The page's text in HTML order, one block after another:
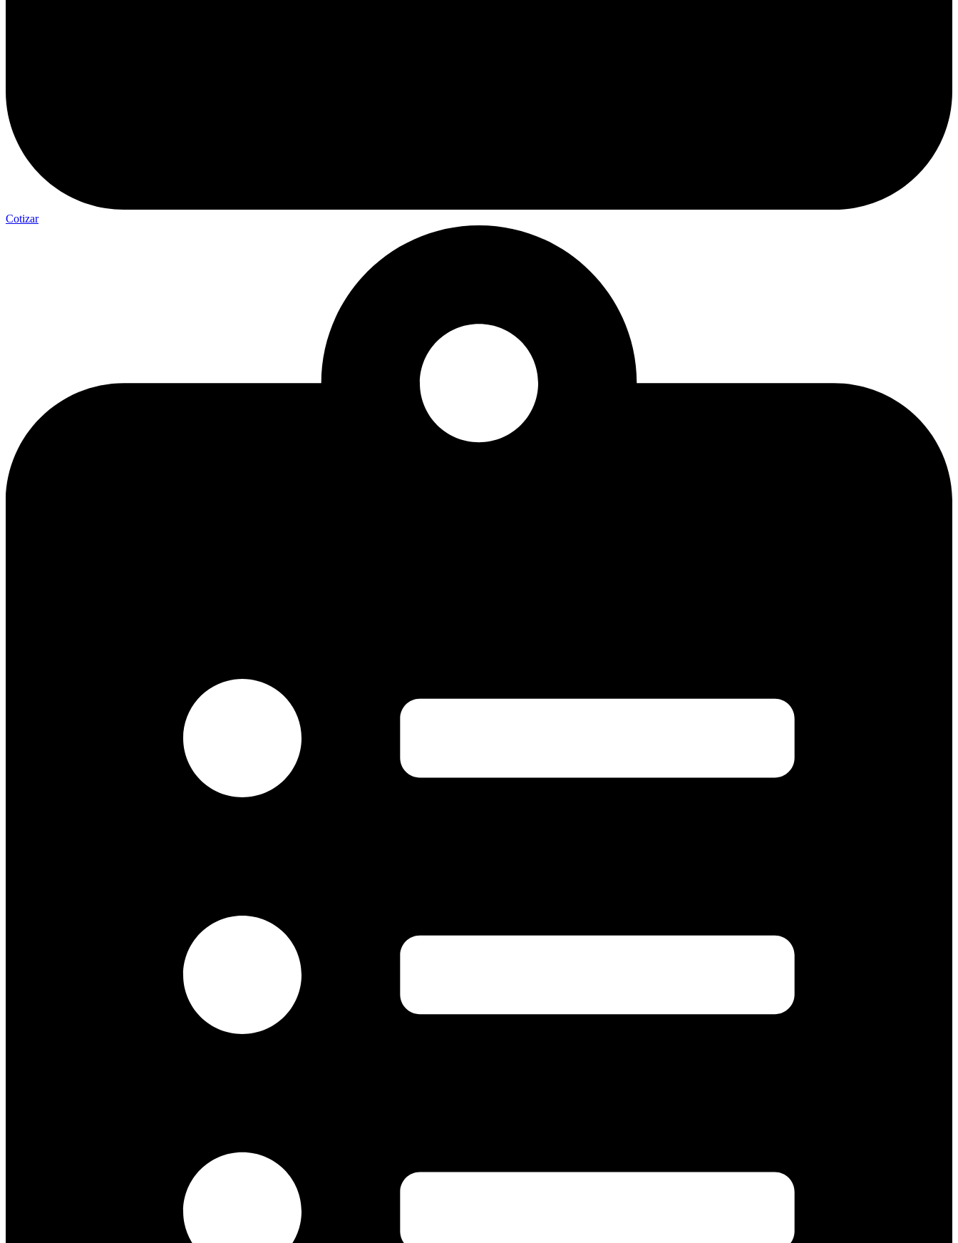
Cotizar